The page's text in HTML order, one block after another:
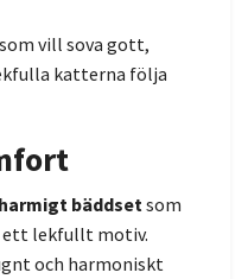
vill sova gott,
katterna följa
bäddset som
ett lekfullt motiv.
och harmoniskt